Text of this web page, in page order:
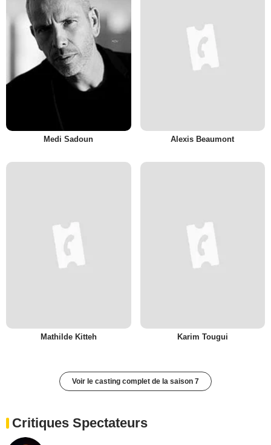
Medi Sadoun Alexis Beaumont
Mathilde Kitteh Karim Tougui
Voir le casting complet de la saison 7
Critiques Spectateurs